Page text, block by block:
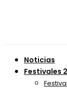
Noticias
Festivales